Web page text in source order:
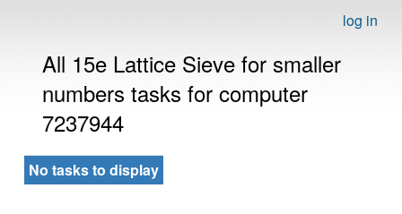
log in
All 15e Lattice Sieve for smaller
numbers tasks for computer
7237944
No tasks to display